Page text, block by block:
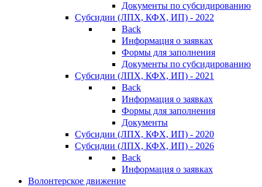
Документы по субсидированию
Субсидии (ЛПХ, КФХ, ИП) - 2022
Back
Информация о заявках
Формы для заполнения
Документы по субсидированию
Субсидии (ЛПХ, КФХ, ИП) - 2021
Back
Информация о заявках
Формы для заполнения
Документы
Субсидии (ЛПХ, КФХ, ИП) - 2020
Субсидии (ЛПХ, КФХ, ИП) - 2026
Back
Информация о заявках
Волонтерское движение